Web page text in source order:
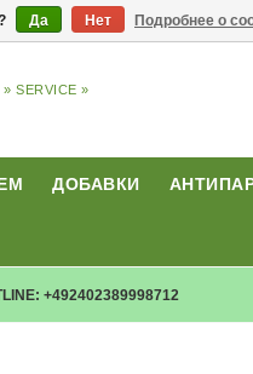
SERVICE »
ДОБАВКИ
+492402389998712
Да Нет Подробнее о